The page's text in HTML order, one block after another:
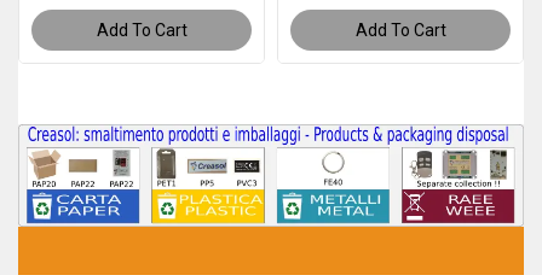
Add To Cart Add To Cart